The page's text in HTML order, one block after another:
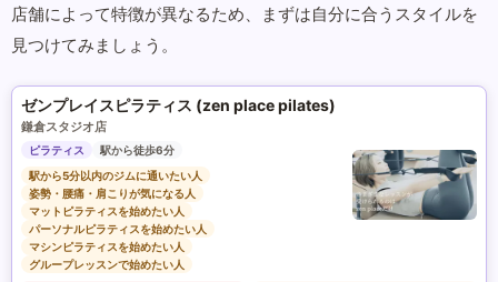
店舗によって特徴が異なるため、まずは自分に合うスタイルを
見つけてみましょう。
ゼンプレイスピラティス (zen place pilates)
鎌倉スタジオ店
ピラティス
駅から徒歩6分
駅から5分以内のジムに通いたい人
姿勢・腰痛・肩こりが気になる人
マットピラティスを始めたい人
パーソナルピラティスを始めたい人
マシンピラティスを始めたい人
グループレッスンで始めたい人